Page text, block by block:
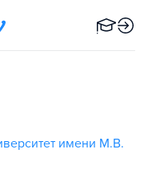
имени М.В.